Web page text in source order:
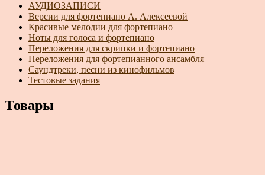
АУДИОЗАПИСИ
Версии для фортепиано А. Алексеевой
Красивые мелодии для фортепиано
Ноты для голоса и фортепиано
Переложения для скрипки и фортепиано
Переложения для фортепианного ансамбля
Саундтреки, песни из кинофильмов
Тестовые задания
Товары